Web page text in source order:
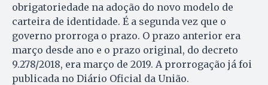
obrigatoriedade na adoção do novo modelo de
carteira de identidade. É a segunda vez que o
governo prorroga o prazo. O prazo anterior era
março desde ano e o prazo original, do decreto
9.278/2018, era março de 2019. A prorrogação já foi
publicada no Diário Oficial da União.